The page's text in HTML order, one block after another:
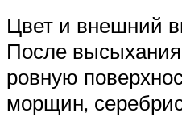
Цвет и внешний
После высыхания
ровную
морщин,